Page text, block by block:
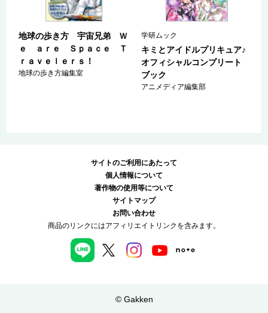
地球の歩き方 宇宙兄弟 Ｗ
ｅ ａｒｅ Ｓｐａｃｅ Ｔ
ｒａｖｅｌｅｒｓ！
地球の歩き方編集室
学研ムック
キミとアイドルプリキュア♪
オフィシャルコンプリート
ブック
アニメディア編集部
サイトのご利用にあたって
個人情報について
著作物の使用等について
サイトマップ
お問い合わせ
商品のリンクにはアフィリエイトリンクを含みます。
© Gakken